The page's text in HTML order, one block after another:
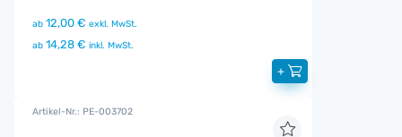
ab 12,00 € exkl. MwSt.
ab 14,28 € inkl. MwSt.
+
Artikel-Nr.: PE-003702